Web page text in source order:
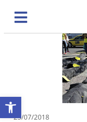
Abrir a barra de ferramentas
25/07/2018